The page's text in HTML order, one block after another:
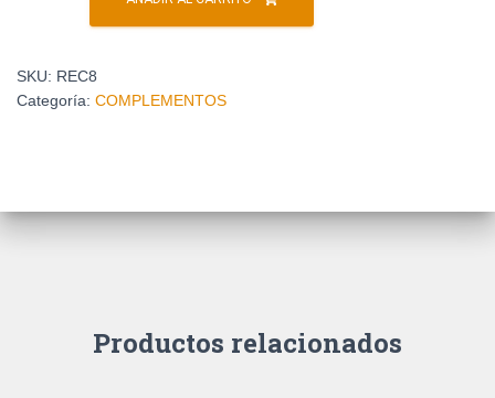
SKU: REC8
Categoría: COMPLEMENTOS
Productos relacionados